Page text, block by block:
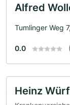
Alfred
Tumlinger Weg
0.0
Heinz